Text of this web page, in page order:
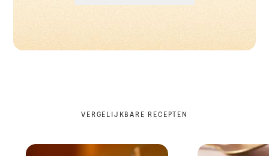
VERGELIJKBARE RECEPTEN